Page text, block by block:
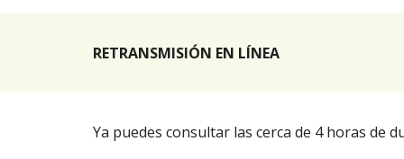
RETRANSMISIÓN EN LÍNEA
Ya puedes consultar las cerca de 4 horas de